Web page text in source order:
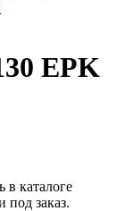
EPK
каталоге
заказ.